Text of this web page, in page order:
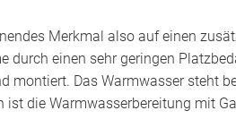
Merkmal also auf einen
durch einen sehr geringen
montiert. Das Warmwasser steht
die Warmwasserbereitung mit